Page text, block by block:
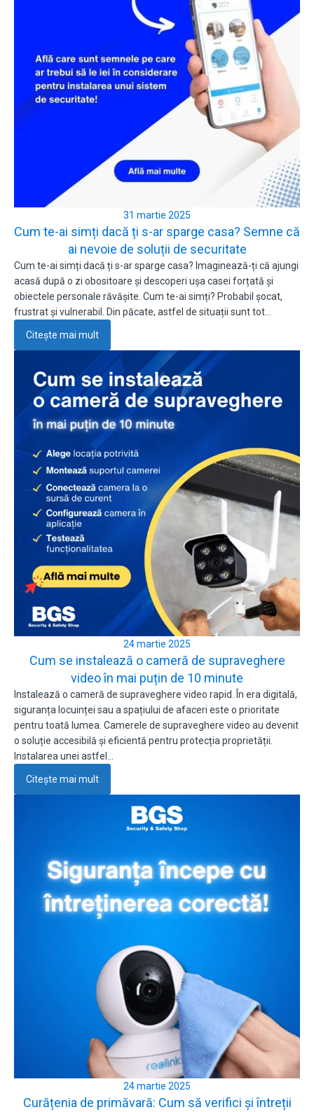
31 martie 2025
Cum te-ai simți dacă ți s-ar sparge casa? Semne că
ai nevoie de soluții de securitate
Cum te-ai simți dacă ți s-ar sparge casa? Imaginează-ți că ajungi
acasă după o zi obositoare și descoperi ușa casei forțată și
obiectele personale răvășite. Cum te-ai simți? Probabil șocat,
frustrat și vulnerabil. Din păcate, astfel de situații sunt tot…
Citește mai mult
24 martie 2025
Cum se instalează o cameră de supraveghere
video în mai puțin de 10 minute
Instalează o cameră de supraveghere video rapid. În era digitală,
siguranța locuinței sau a spațiului de afaceri este o prioritate
pentru toată lumea. Camerele de supraveghere video au devenit
o soluție accesibilă și eficientă pentru protecția proprietății.
Instalarea unei astfel…
Citește mai mult
24 martie 2025
Curățenia de primăvară: Cum să verifici și întreții